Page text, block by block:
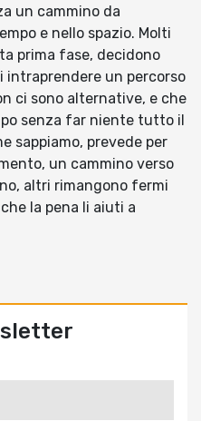
un cammino da
e nello spazio. Molti
prima fase, decidono
intraprendere un percorso
ci sono alternative, e che
senza far niente tutto il
sappiamo, prevede per
un cammino verso
altri rimangono fermi
la pena li aiuti a